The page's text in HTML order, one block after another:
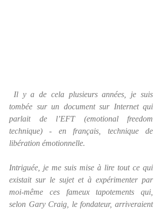
tombée sur un document sur Internet qui
parlait de l’EFT (emotional freedom
technique) - en français, technique de
libération émotionnelle.
Intriguée, je me suis mise à lire tout ce qui
existait sur le sujet et à expérimenter par
moi-même ces fameux tapotements qui,
selon Gary Craig, le fondateur, arriveraient